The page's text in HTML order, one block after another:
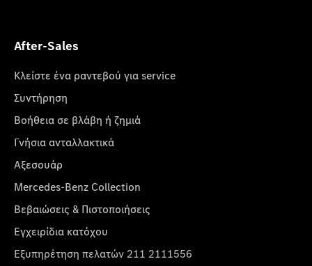
After-Sales
Κλείστε ένα ραντεβού για service
Συντήρηση
Βοήθεια σε βλάβη ή ζημιά
Γνήσια ανταλλακτικά
Αξεσουάρ
Mercedes-Benz Collection
Βεβαιώσεις & Πιστοποιήσεις
Εγχειρίδια κατόχου
Εξυπηρέτηση πελατών 211 2111556